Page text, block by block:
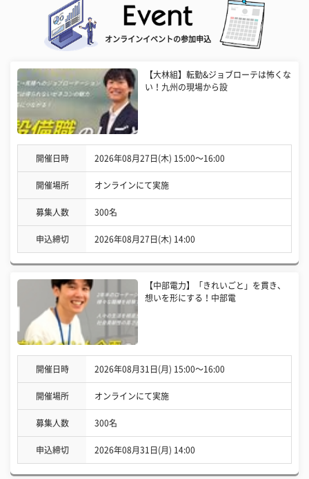
オンラインイベントの参加申込
【大林組】転勤&ジョブローテは怖くな
い！九州の現場から設
開催日時 2026年08月27日(木) 15:00〜16:00
開催場所 オンラインにて実施
募集人数 300名
申込締切 2026年08月27日(木) 14:00
【中部電力】「きれいごと」を貫き、
想いを形にする！中部電
開催日時 2026年08月31日(月) 15:00〜16:00
開催場所 オンラインにて実施
募集人数 300名
申込締切 2026年08月31日(月) 14:00